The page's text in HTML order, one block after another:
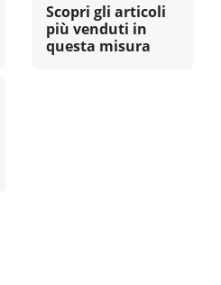
Scopri gli articoli
più venduti in
questa misura